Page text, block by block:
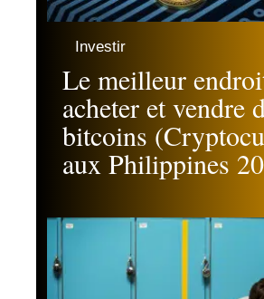
Investir
Le meilleur
acheter et vendre
bitcoins
aux Philippines